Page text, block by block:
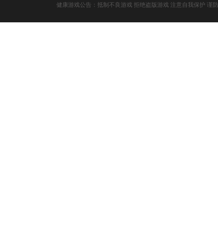
健康游戏公告：抵制不良游戏 拒绝盗版游戏 注意自我保护 谨